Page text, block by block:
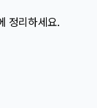
정리하세요.